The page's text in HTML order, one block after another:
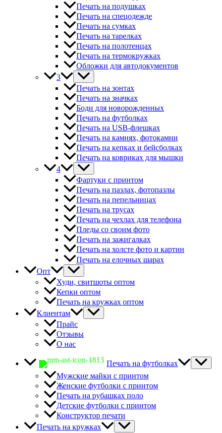
Печать на подушках
Печать на спецодежде
Печать на сумках
Печать на тарелках
Печать на полотенцах
Печать на термокружках
Обложки для автодокументов
3
Печать на зонтах
Печать на значках
Боди для новорожденных
Печать на футболках
Печать на USB-флешках
Печать на камнях, фотокамни
Печать на кепках и бейсболках
Печать на ковриках для мышки
4
Фартуки с принтом
Печать на пазлах, фотопазлы
Печать на пепельницах
Печать на трусах
Печать на чехлах для телефона
Пледы со своим фото
Печать на зажигалках
Печать на холсте фото и картин
Печать на елочных шарах
Опт
Худи, свитшоты оптом
Кепки оптом
Печать на кружках оптом
Клиентам
Прайс
Отзывы
О нас
Печать на футболках
Мужские майки с принтом
Женские футболки с принтом
Печать на рубашках поло
Детские футболки с принтом
Конструктор печати
Печать на кружках